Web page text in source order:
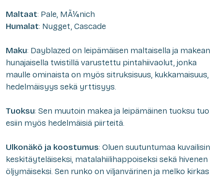
Maltaat: Pale, MÃ¼nich
Humalat: Nugget, Cascade
Maku: Dayblazed on leipämäisen maltaisella ja makean
hunajaisella twistillä varustettu pintahiivaolut, jonka
maulle ominaista on myös sitruksisuus, kukkamaisuus,
hedelmäisyys sekä yrttisyys.
Tuoksu: Sen muutoin makea ja leipämäinen tuoksu tuo
esiin myös hedelmäisiä piirteitä.
Ulkonäkö ja koostumus: Oluen suutuntumaa kuvailisin
keskitäyteläiseksi, matalahiilihappoiseksi sekä hivenen
öljymäiseksi. Sen runko on viljanvärinen ja melko kirkas